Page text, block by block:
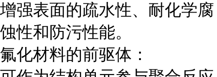
增强表面的疏水性、耐化学腐
蚀性和防污性能。
氟化材料的前驱体：